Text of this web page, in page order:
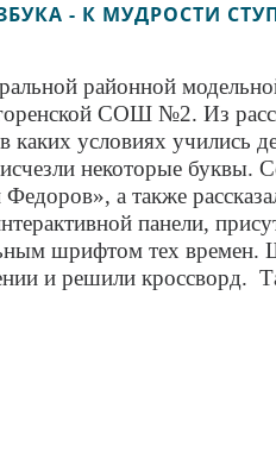
- К МУДРОСТИ
районной
СОШ №2. Из
условиях учились
некоторые буквы.
а также
панели,
шрифтом тех времен.
и решили кроссворд.